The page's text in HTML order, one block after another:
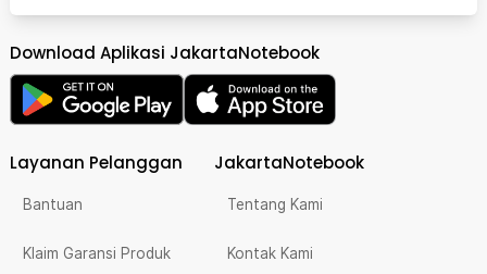
Download Aplikasi JakartaNotebook
Layanan Pelanggan
Bantuan
Klaim Garansi Produk
JakartaNotebook
Tentang Kami
Kontak Kami